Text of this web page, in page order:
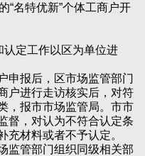
“名特优新”个体工商户开
定工作以区为单位进
报后，区市场监管部门
户进行走访核实后，对符
，报市市场监管局。市市
督，对认为不符合认定条
充材料或者不予认定。
管部门组织同级相关部